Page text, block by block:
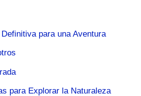
para una Aventura
para Explorar la Naturaleza